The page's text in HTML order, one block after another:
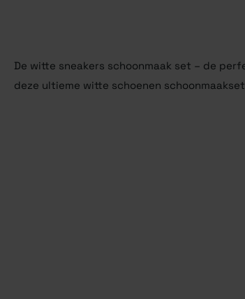
De witte sneakers schoonmaak set – de
deze ultieme witte schoenen